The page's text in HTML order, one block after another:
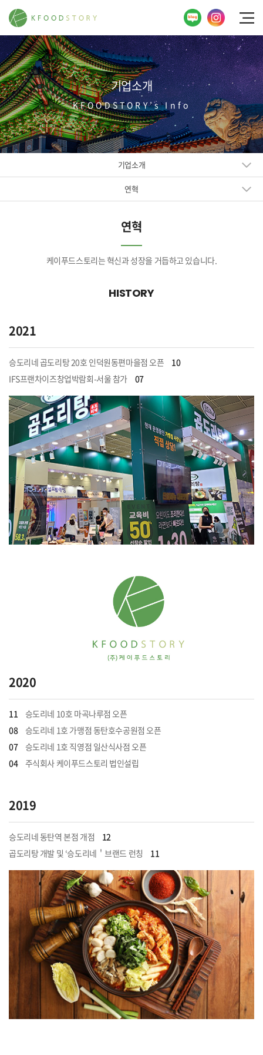
기업소개
KFOODSTORY’s Info
기업소개
연혁
연혁
케이푸드스토리는 혁신과 성장을 거듭하고 있습니다.
HISTORY
2021
승도리네 곱도리탕 20호 인덕원동편마을점 오픈
10
IFS프랜차이즈창업박람회-서울 참가
07
2020
11
승도리네 10호 마곡나루점 오픈
08
승도리네 1호 가맹점 동탄호수공원점 오픈
07
승도리네 1호 직영점 일산식사점 오픈
04
주식회사 케이푸드스토리 법인설립
2019
승도리네 동탄역 본점 개점
12
곱도리탕 개발 및 ‘승도리네＇브랜드 런칭
11